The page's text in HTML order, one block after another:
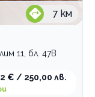
7 км
11, бл. 47В
€ / 250,00 лв.